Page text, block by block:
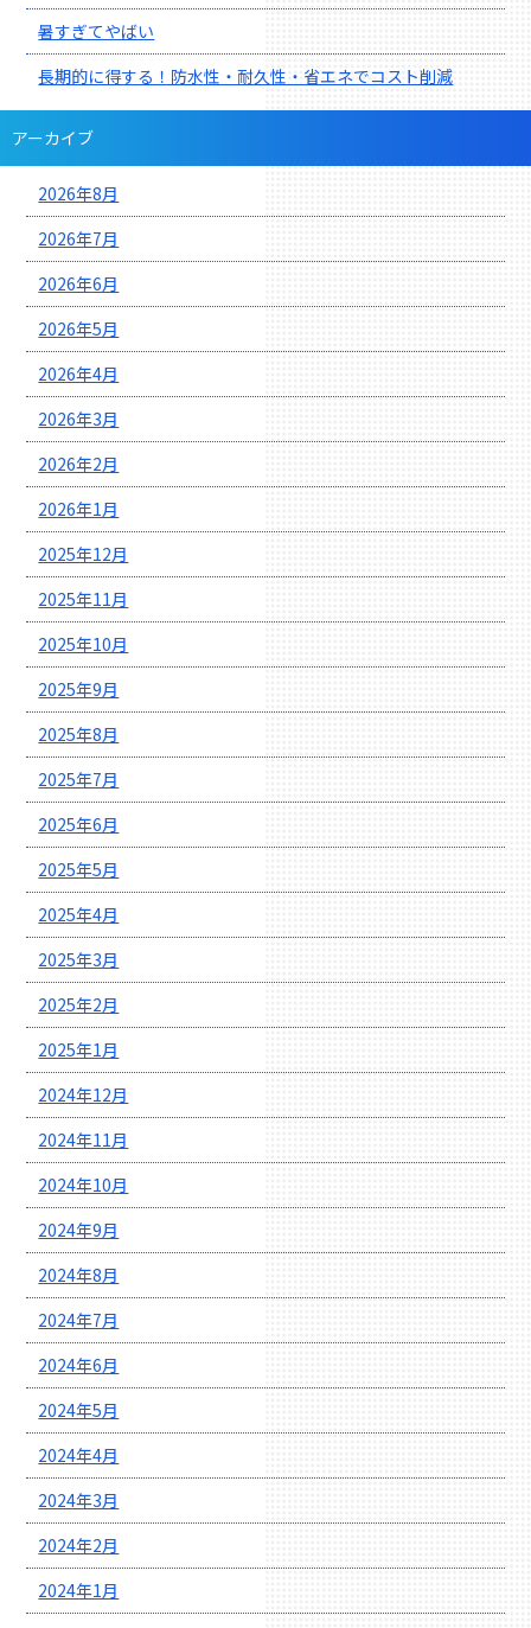
暑すぎてやばい
長期的に得する！防水性・耐久性・省エネでコスト削減
アーカイブ
2026年8月
2026年7月
2026年6月
2026年5月
2026年4月
2026年3月
2026年2月
2026年1月
2025年12月
2025年11月
2025年10月
2025年9月
2025年8月
2025年7月
2025年6月
2025年5月
2025年4月
2025年3月
2025年2月
2025年1月
2024年12月
2024年11月
2024年10月
2024年9月
2024年8月
2024年7月
2024年6月
2024年5月
2024年4月
2024年3月
2024年2月
2024年1月